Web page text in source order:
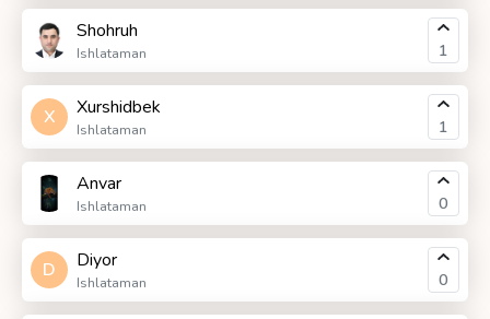
Shohruh
Ishlataman 1
X Xurshidbek
Ishlataman 1
Anvar
Ishlataman 0
D Diyor
Ishlataman 0